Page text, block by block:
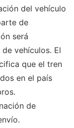
del vehículo
de
será
vehículos. El
que el tren
en el país
de